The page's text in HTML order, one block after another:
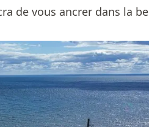
de vous ancrer dans la